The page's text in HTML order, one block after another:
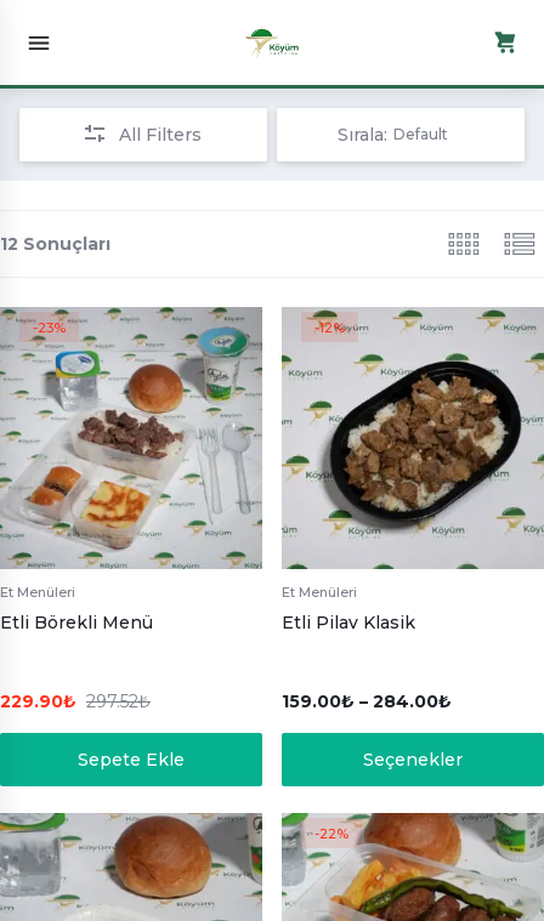
All Filters Sırala: Default
12 Sonuçları
-23%
Et Menüleri
Etli Börekli Menü
297.52₺
229.90₺
Sepete Ekle
-12%
Et Menüleri
Etli Pilav Klasik
159.00₺ – 284.00₺
Seçenekler
-22%